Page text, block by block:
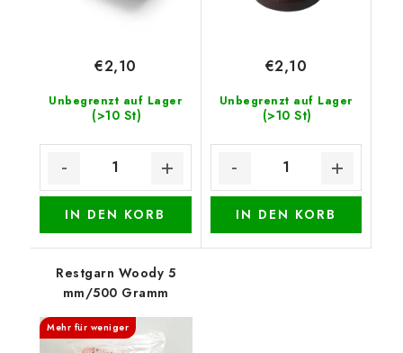
Unbegrenzt auf Lager
(>10 St)
€2,10
IN DEN KORB
Unbegrenzt auf Lager
(>10 St)
€2,10
IN DEN KORB
Restgarn Woody 5
mm/500 Gramm
Mehr für weniger